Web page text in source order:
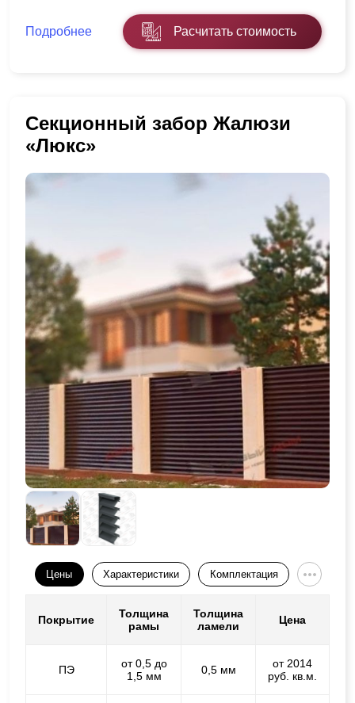
Подробнее Расчитать стоимость
Секционный забор Жалюзи
«Люкс»
Цены Характеристики Комплектация
Покрытие
Толщина
рамы
Толщина
ламели
Цена
ПЭ
от 0,5 до
1,5 мм
0,5 мм
от 2014
руб. кв.м.